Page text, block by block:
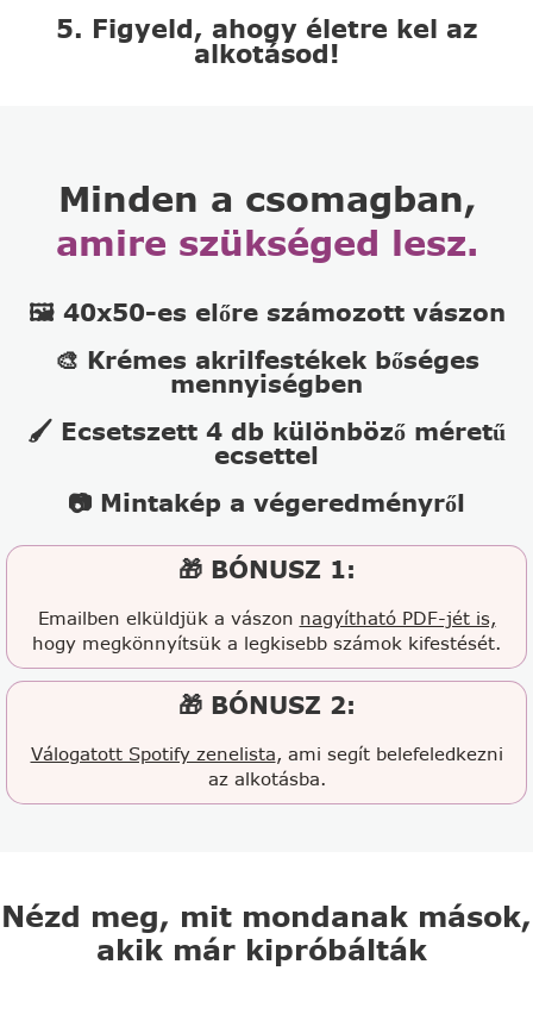
5. Figyeld, ahogy életre kel az
alkotásod!
Minden a csomagban,
amire szükséged lesz.
🖼️ 40x50-es előre számozott vászon
🎨 Krémes akrilfestékek bőséges
mennyiségben
🖌️ Ecsetszett 4 db különböző méretű
ecsettel
📷 Mintakép a végeredményről
🎁 BÓNUSZ 1:
Emailben elküldjük a vászon nagyítható PDF-jét is,
hogy megkönnyítsük a legkisebb számok kifestését.
🎁 BÓNUSZ 2:
Válogatott Spotify zenelista, ami segít belefeledkezni
az alkotásba.
Nézd meg, mit mondanak mások,
akik már kipróbálták